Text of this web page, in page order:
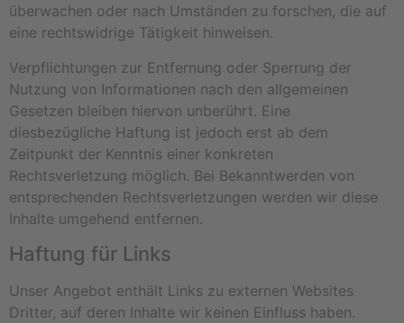
überwachen oder nach Umständen zu forschen, die auf
eine rechtswidrige Tätigkeit hinweisen.
Verpflichtungen zur Entfernung oder Sperrung der
Nutzung von Informationen nach den allgemeinen
Gesetzen bleiben hiervon unberührt. Eine
diesbezügliche Haftung ist jedoch erst ab dem
Zeitpunkt der Kenntnis einer konkreten
Rechtsverletzung möglich. Bei Bekanntwerden von
entsprechenden Rechtsverletzungen werden wir diese
Inhalte umgehend entfernen.
Haftung für Links
Unser Angebot enthält Links zu externen Websites
Dritter, auf deren Inhalte wir keinen Einfluss haben.